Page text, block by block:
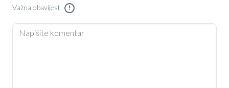
Važna obavijest !